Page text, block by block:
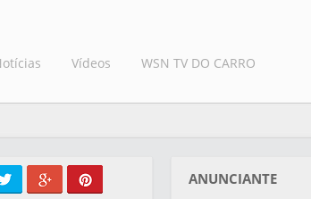
Vídeos WSN TV DO CARRO
ANUNCIANTE